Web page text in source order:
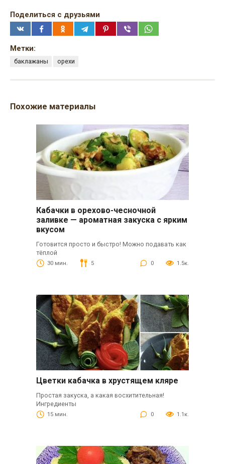
Поделиться с друзьями
Метки:
баклажаны орехи
Похожие материалы
Кабачки в орехово-чесночной
заливке — ароматная закуска с ярким
вкусом
Готовится просто и быстро! Можно подавать как
тёплой
30 мин. 5 0 1.5к.
Цветки кабачка в хрустящем кляре
Простая закуска, а какая восхитительная!
Ингредиенты
15 мин. 0 1.1к.